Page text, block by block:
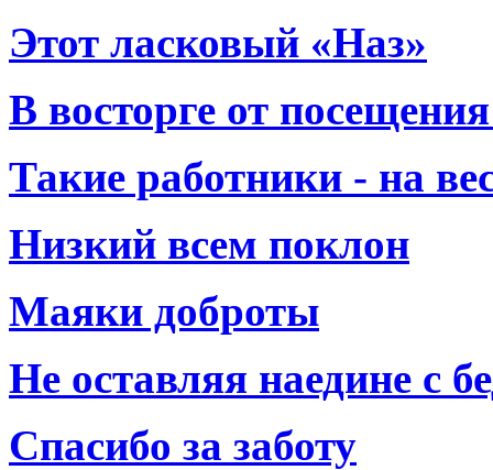
Этот ласковый «Наз»
В восторге от
Такие работники - на
Низкий всем поклон
Маяки доброты
Не оставляя наедине с
Спасибо за заботу